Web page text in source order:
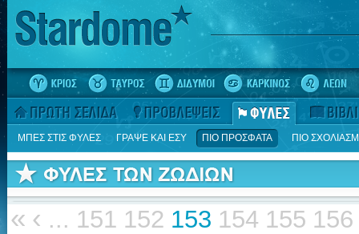
ΜΠΕΣ ΣΤΙΣ ΦΥΛΕΣ ΓΡΑΨΕ ΚΑΙ ΕΣΥ ΠΙΟ ΠΡΟΣΦΑΤΑ ΠΙΟ
« ‹ ... 151 152 153 154 155 156